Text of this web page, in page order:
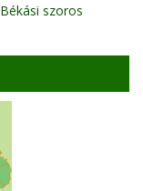
Békási szoros